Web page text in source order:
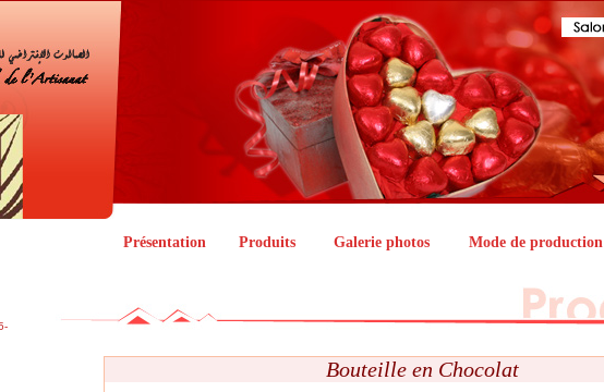
Présentation Produits Galerie photos Mode de production
Bouteille en Chocolat